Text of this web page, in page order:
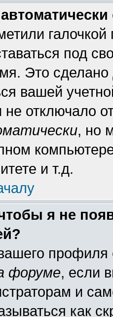
галочкой
под
Это
вашей
не отключало
, но
и т.д.
я не
форуме, если
и
как